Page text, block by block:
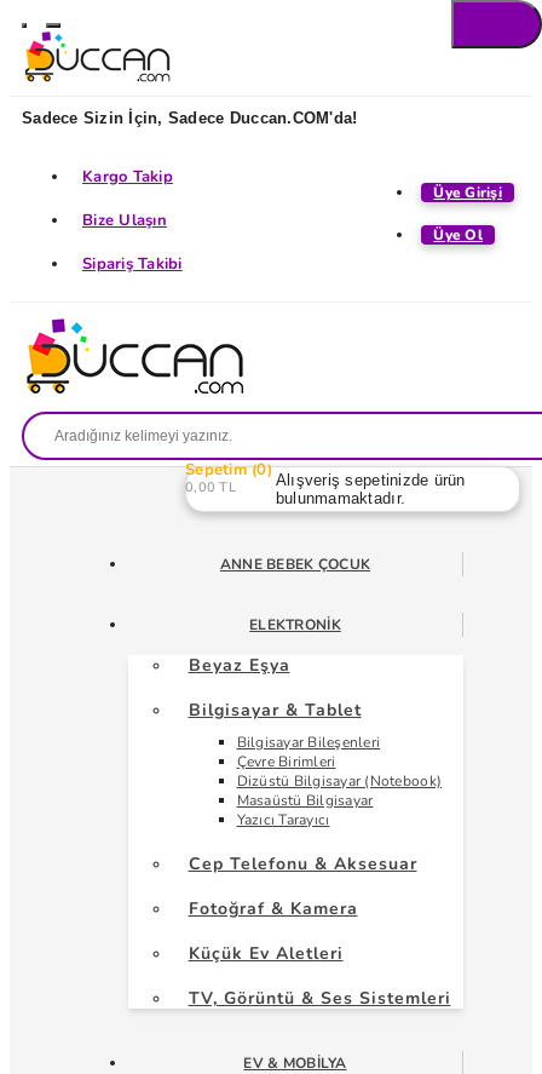
Sadece Sizin İçin, Sadece Duccan.COM'da!
Üye Girişi
Üye Ol
Kargo Takip
Bize Ulaşın
Sipariş Takibi
Sepetim 0
0,00 TL
Alışveriş sepetinizde ürün
bulunmamaktadır.
ANNE BEBEK ÇOCUK
ELEKTRONIK
Beyaz Eşya
Bilgisayar & Tablet
Bilgisayar Bileşenleri
Çevre Birimleri
Dizüstü Bilgisayar (Notebook)
Masaüstü Bilgisayar
Yazıcı Tarayıcı
Cep Telefonu & Aksesuar
Fotoğraf & Kamera
Küçük Ev Aletleri
TV, Görüntü & Ses Sistemleri
EV & MOBILYA